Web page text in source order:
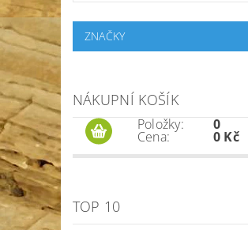
ZNAČKY
NÁKUPNÍ KOŠÍK
Položky:
Cena:
0
0 Kč
TOP 10